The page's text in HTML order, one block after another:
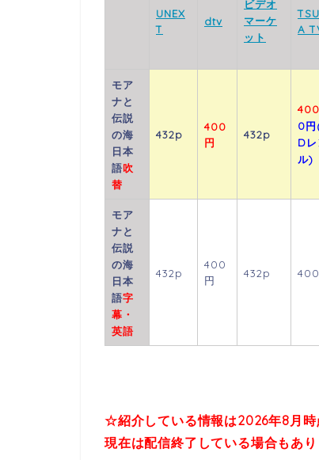
UNEX
T
dtv
ビデオ
マーケ
ット
A
モア
ナと
伝説
の海
日本
語吹
替
432p
400
円
432p
0
Dレ
ル)
モア
ナと
伝説
の海
日本
語字
幕・
英語
432p
400
円
432p
☆紹介している情報は2026年8月 時
現在は配信終了している場合も あ